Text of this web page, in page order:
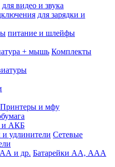
для видео и звука
для зарядки и
питание и шлейфы
Комплекты
Принтеры и мфу
АКБ
Сетевые
Батарейки АА, ААА